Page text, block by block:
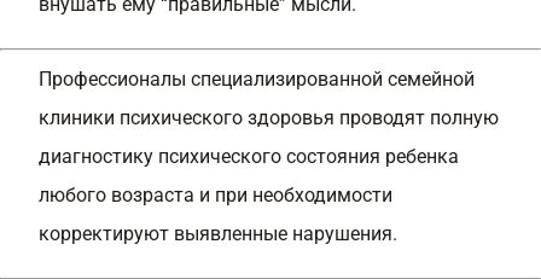
Профессионалы специализированной семейной
клиники психического здоровья проводят полную
диагностику психического состояния ребенка
любого возраста и при необходимости
корректируют выявленные нарушения.